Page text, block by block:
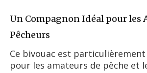
Un Compagnon Idéal pour les
Pêcheurs
Ce bivouac est
pour les amateurs de pêche et